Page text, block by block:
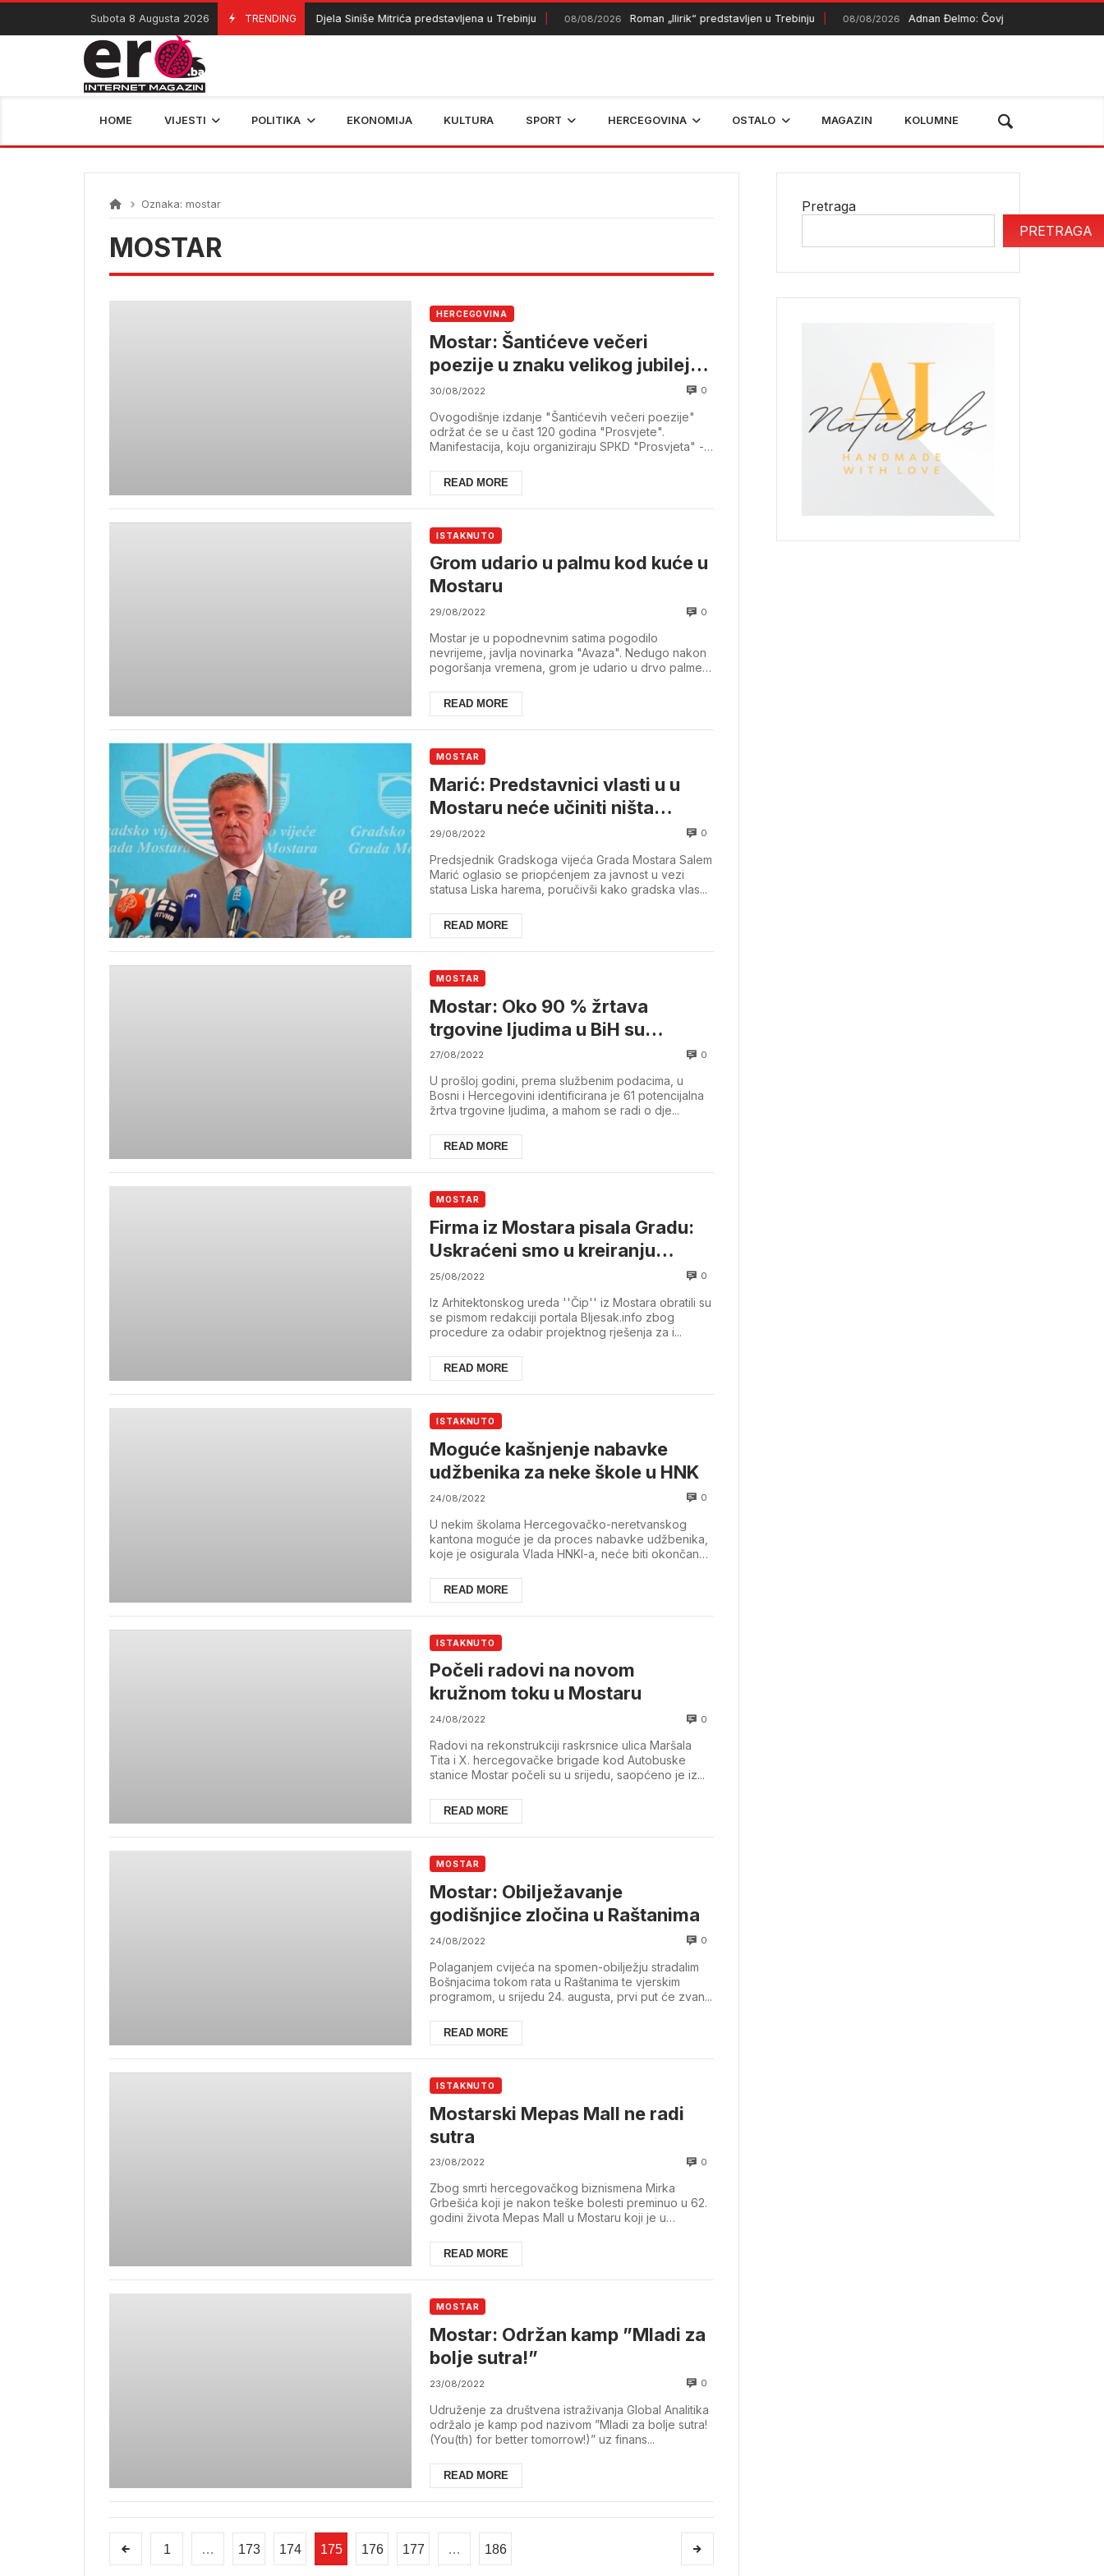
Skip
content
Subota 8 Augusta 2026 TRENDING
08/08/2026 Djela Siniše Mitrića predstavljena u Trebinju 08/08/2026 Roman „Ilirik“ predstavljen u Trebinju 08/08/2026 Adnan Đelmo: Čovjek koji vraća obraz
HOME VIJESTI POLITIKA EKONOMIJA KULTURA SPORT HERCEGOVINA OSTALO MAGAZIN KOLUMNE
Oznaka: mostar
MOSTAR
HERCEGOVINA
Mostar: Šantićeve večeri
poezije u znaku velikog jubileja
“Prosvjete”
30/08/2022 0
Ovogodišnje izdanje "Šantićevih večeri poezije"
održat će se u čast 120 godina "Prosvjete".
Manifestacija, koju organiziraju SPКD "Prosvjeta" -
READ MORE
ISTAKNUTO
Grom udario u palmu kod kuće u
Mostaru
29/08/2022 0
Mostar je u popodnevnim satima pogodilo
nevrijeme, javlja novinarka "Avaza". Nedugo nakon
pogoršanja vremena, grom je udario u drvo palme
READ MORE
MOSTAR
Marić: Predstavnici vlasti u u
Mostaru neće učiniti ništa
protivno značaju Liska harema
29/08/2022 0
Predsjednik Gradskoga vijeća Grada Mostara Salem
Marić oglasio se priopćenjem za javnost u vezi
statusa Liska harema, poručivši kako gradska vlas...
READ MORE
MOSTAR
Mostar: Oko 90 % žrtava
trgovine ljudima u BiH su
maloljetne osobe
27/08/2022 0
U prošloj godini, prema službenim podacima, u
Bosni i Hercegovini identificirana je 61 potencijalna
žrtva trgovine ljudima, a mahom se radi o dje...
READ MORE
MOSTAR
Firma iz Mostara pisala Gradu:
Uskraćeni smo u kreiranju
izgradnje olimpijskog bazena
25/08/2022 0
Iz Arhitektonskog ureda ''Čip'' iz Mostara obratili su
se pismom redakciji portala Bljesak.info zbog
procedure za odabir projektnog rješenja za i...
READ MORE
ISTAKNUTO
Moguće kašnjenje nabavke
udžbenika za neke škole u HNK
24/08/2022 0
U nekim školama Hercegovačko-neretvanskog
kantona moguće je da proces nabavke udžbenika,
koje je osigurala Vlada HNKI-a, neće biti okončan
READ MORE
ISTAKNUTO
Počeli radovi na novom
kružnom toku u Mostaru
24/08/2022 0
Radovi na rekonstrukciji raskrsnice ulica Maršala
Tita i X. hercegovačke brigade kod Autobuske
stanice Mostar počeli su u srijedu, saopćeno je iz...
READ MORE
MOSTAR
Mostar: Obilježavanje
godišnjice zločina u Raštanima
24/08/2022 0
Polaganjem cvijeća na spomen-obilježju stradalim
Bošnjacima tokom rata u Raštanima te vjerskim
programom, u srijedu 24. augusta, prvi put će zvan...
READ MORE
ISTAKNUTO
Mostarski Mepas Mall ne radi
sutra
23/08/2022 0
Zbog smrti hercegovačkog biznismena Mirka
Grbešića koji je nakon teške bolesti preminuo u 62.
godini života Mepas Mall u Mostaru koji je u
READ MORE
MOSTAR
Mostar: Održan kamp ”Mladi za
bolje sutra!”
23/08/2022 0
Udruženje za društvena istraživanja Global Analitika
održalo je kamp pod nazivom ”Mladi za bolje sutra!
(You(th) for better tomorrow!)” uz finans...
READ MORE
1 … 173 174 175 176 177 … 186
Pretraga
PRETRAGA